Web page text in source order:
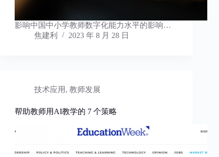
影响中国中小学教师数字化能力水平的影响…
焦建利
2023 年 8 月 28 日
技术应用 , 教师发展
​帮助教师用AI教学的 7 个策略